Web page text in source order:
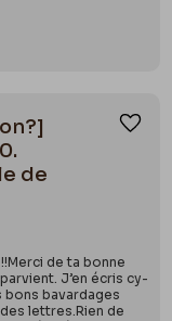
de
de ta bonne
J’en écris cy-
bons bavardages
lettres.Rien de